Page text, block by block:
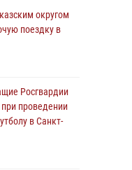
Росгвардии
проведении
в Санкт-
Росгвардии
донорской
округом
поездку в
Росгвардии
проведении
в Санкт-